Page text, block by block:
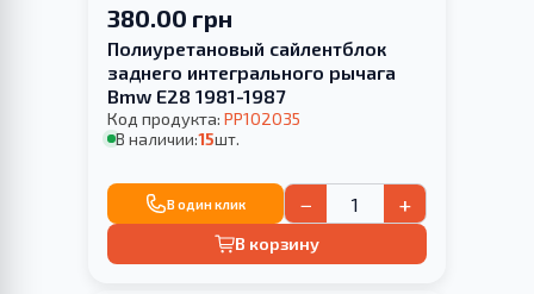
380.00 грн
Полиуретановый сайлентблок
заднего интегрального рычага
Bmw E28 1981-1987
Код продукта: PP102035
В наличии:15шт.
В один клик − +
В корзину